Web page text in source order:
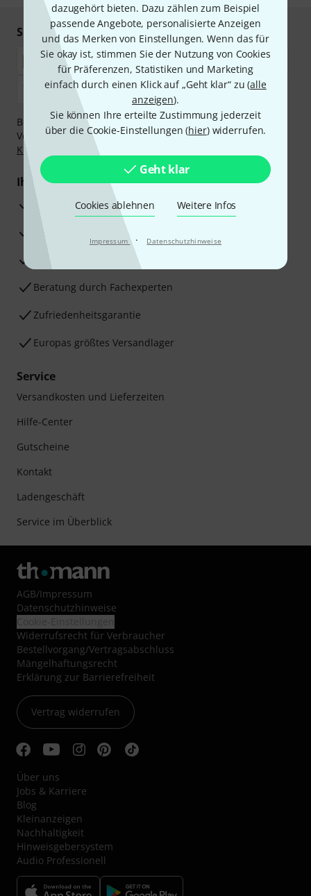
dazugehört bieten. Dazu zählen zum Beispiel
passende Angebote, personalisierte Anzeigen
und das Merken von Einstellungen. Wenn das für
Sie okay ist, stimmen Sie der Nutzung von Cookies
für Präferenzen, Statistiken und Marketing
einfach durch einen Klick auf „Geht klar“ zu (alle
anzeigen).
Sie können Ihre erteilte Zustimmung jederzeit
über die Cookie-Einstellungen (hier) widerrufen.
Geht klar
Cookies ablehnen Weitere Infos
Impressum · Datenschutzhinweise
Sicher einkaufen & bezahlen
Bezahlen Sie vertraulich und sicher per Nachnahme,
Vorkasse, PayPal, Amazon Pay,Klarna Sofort bezahlen
Klarna Ratenzahlung
Ihre Vorteile
3 Jahre Thomann Garantie
30 Tage Money-Back-Garantie
Beratung durch Fachexperten
Zufriedenheitsgarantie
Europas größtes Versandlager
Service
Versandkosten und Lieferzeiten
Hilfe-Center
Gutscheine
Kontakt
Ladengeschäft
Service im Überblick
AGB/Impressum
Datenschutzhinweise
Widerrufsrecht für Verbraucher
Bestellvorgang/Vertragsabschluss
Mängelhaftungsrecht
Erklärung zur Barrierefreiheit
Vertrag widerrufen
Über uns
Jobs & Karriere
Blog
Kleinanzeigen
Nachhaltigkeit
Hinweisgebersystem
Audio Professionell